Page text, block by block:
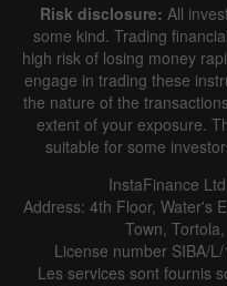
Risk disclosure: All
some kind. Trading
high risk of losing money
engage in trading these
the nature of the
extent of your exposure.
suitable for some
InstaFinance
Address: 4th Floor, Water's
Town,
License number SIBA/
Les services sont fournis